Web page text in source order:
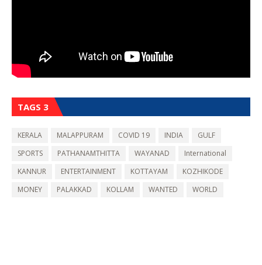
TAGS 3
KERALA MALAPPURAM COVID 19 INDIA
GULF
SPORTS
PATHANAMTHITTA WAYANAD
International
KANNUR
ENTERTAINMENT KOTTAYAM
KOZHIKODE
MONEY
PALAKKAD KOLLAM WANTED WORLD